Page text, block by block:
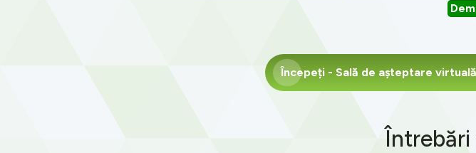
Începeți - Sală de așteptare